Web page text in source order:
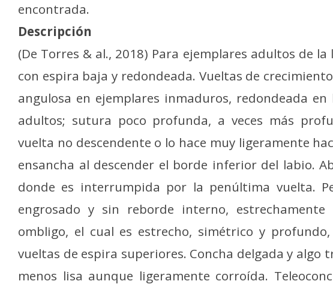
encontrada.
Descripción
(De Torres & al., 2018) Para ejemplares adultos de
con espira baja y redondeada. Vueltas de
angulosa en ejemplares inmaduros, redondeada
adultos; sutura poco profunda, a veces más
vuelta no descendente o lo hace muy ligeramente
ensancha al descender el borde inferior del labio.
donde es interrumpida por la penúltima vuelta.
engrosado y sin reborde interno,
ombligo, el cual es estrecho, simétrico y
vueltas de espira superiores. Concha delgada y algo
menos lisa aunque ligeramente corroída.